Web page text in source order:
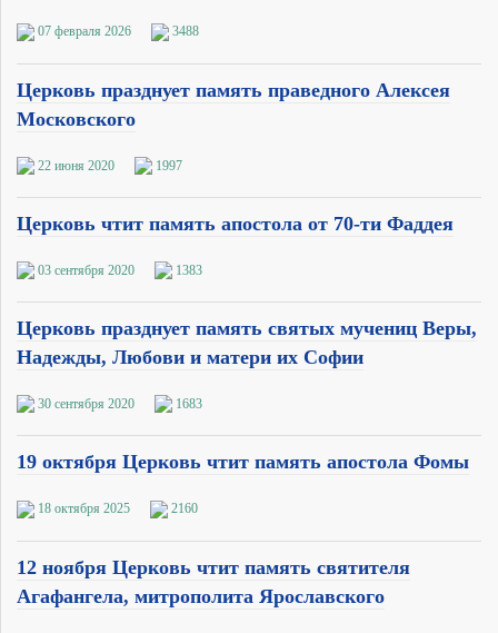
07 февраля 2026 3488
Церковь празднует память праведного Алексея
Московского
22 июня 2020 1997
Церковь чтит память апостола от 70-ти Фаддея
03 сентября 2020 1383
Церковь празднует память святых мучениц Веры,
Надежды, Любови и матери их Софии
30 сентября 2020 1683
19 октября Церковь чтит память апостола Фомы
18 октября 2025 2160
12 ноября Церковь чтит память святителя
Агафангела, митрополита Ярославского